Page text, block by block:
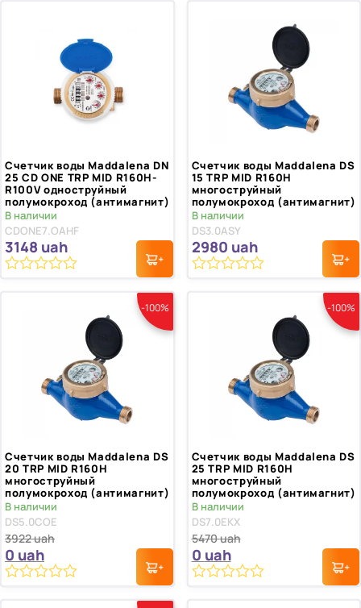
Счетчик воды Maddalena DN
25 CD ONE TRP MID R160H-
R100V одноструйный
полумокроход (антимагнит)
В наличии
CDONE7.OAHF
3148 uah
Счетчик воды Maddalena DS
15 TRP MID R160H
многоструйный
полумокроход (антимагнит)
В наличии
DS3.0ASY
2980 uah
-100%
Счетчик воды Maddalena DS
20 TRP MID R160H
многоструйный
полумокроход (антимагнит)
В наличии
DS5.0COE
3922uah
0 uah
-100%
Счетчик воды Maddalena DS
25 TRP MID R160H
многоструйный
полумокроход (антимагнит)
В наличии
DS7.0EKX
5470uah
0 uah